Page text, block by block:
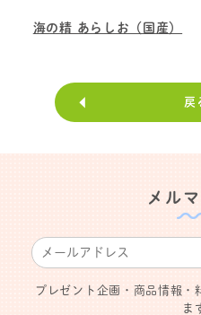
海の精 あらしお（国産）
戻
メル
プレゼント企画・商品情報・
ま